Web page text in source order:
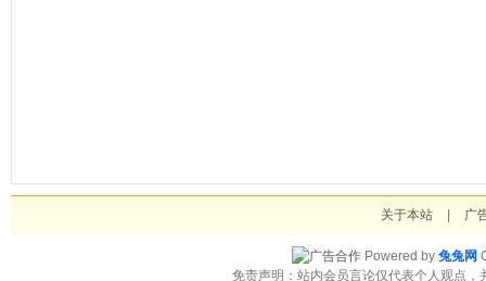
关于本站 广
Powered by 兔兔网
免责声明：站内会员言论仅代表个人观点